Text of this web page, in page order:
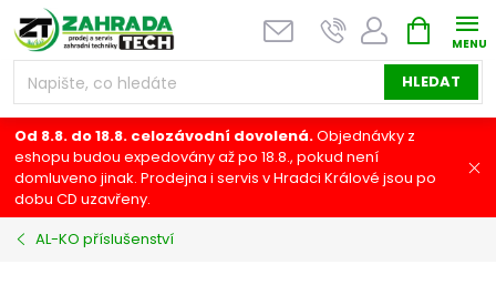
Přejít
na
obsah
HLEDAT
NÁKUPNÍ
KOŠÍK
Od 8.8. do 18.8. celozávodní dovolená.Objednávky z
eshopu budou expedovány až po 18.8., pokud není
domluveno jinak. Prodejna i servis v Hradci Králové jsou po
dobu CD uzavřeny.
AL-KO příslušenství